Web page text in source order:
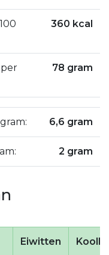
360 kcal
78 gram
6,6 gram
2 gram
Eiwitten